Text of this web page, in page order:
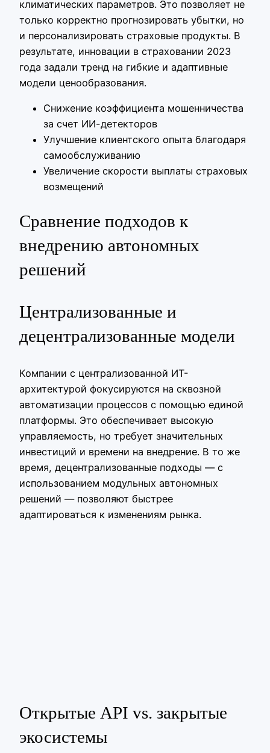
климатических параметров. Это позволяет не
только корректно прогнозировать убытки, но
и персонализировать страховые продукты. В
результате, инновации в страховании 2023
года задали тренд на гибкие и адаптивные
модели ценообразования.
Снижение коэффициента мошенничества
за счет ИИ-детекторов
Улучшение клиентского опыта благодаря
самообслуживанию
Увеличение скорости выплаты страховых
возмещений
Сравнение подходов к
внедрению автономных
решений
Централизованные и
децентрализованные модели
Компании с централизованной ИТ-
архитектурой фокусируются на сквозной
автоматизации процессов с помощью единой
платформы. Это обеспечивает высокую
управляемость, но требует значительных
инвестиций и времени на внедрение. В то же
время, децентрализованные подходы — с
использованием модульных автономных
решений — позволяют быстрее
адаптироваться к изменениям рынка.
Открытые API vs. закрытые
экосистемы